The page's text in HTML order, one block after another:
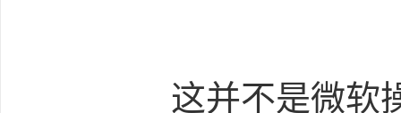
这并不是微软操